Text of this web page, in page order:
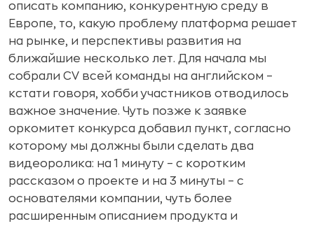
описать компанию, конкурентную среду в
Европе, то, какую проблему платформа решает
на рынке, и перспективы развития на
ближайшие несколько лет. Для начала мы
собрали CV всей команды на английском –
кстати говоря, хобби участников отводилось
важное значение. Чуть позже к заявке
оркомитет конкурса добавил пункт, согласно
которому мы должны были сделать два
видеоролика: на 1 минуту – с коротким
рассказом о проекте и на 3 минуты – с
основателями компании, чуть более
расширенным описанием продукта и